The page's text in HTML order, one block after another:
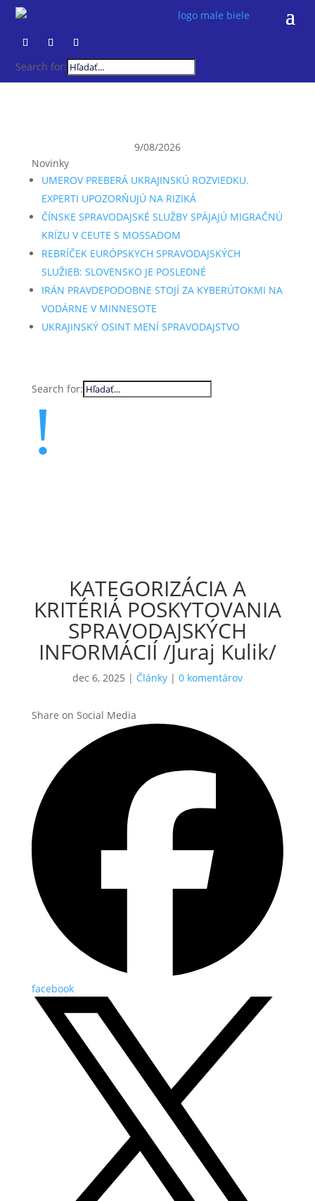
Search for:
9/08/2026
Novinky
UMEROV PREBERÁ UKRAJINSKÚ ROZVIEDKU.
EXPERTI UPOZORŇUJÚ NA RIZIKÁ
ČÍNSKE SPRAVODAJSKÉ SLUŽBY SPÁJAJÚ MIGRAČNÚ
KRÍZU V CEUTE S MOSSADOM
REBRÍČEK EURÓPSKYCH SPRAVODAJSKÝCH
SLUŽIEB: SLOVENSKO JE POSLEDNÉ
IRÁN PRAVDEPODOBNE STOJÍ ZA KYBERÚTOKMI NA
VODÁRNE V MINNESOTE
UKRAJINSKÝ OSINT MENÍ SPRAVODAJSTVO
Search for:
!
KATEGORIZÁCIA A
KRITÉRIÁ POSKYTOVANIA
SPRAVODAJSKÝCH
INFORMÁCIÍ /Juraj Kulik/
dec 6, 2025 | Články| 0 komentárov
Share on Social Media
facebook